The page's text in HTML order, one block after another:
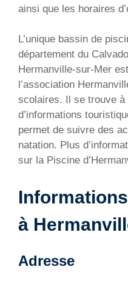
ainsi que les horaires
L’unique bassin de
département du
Hermanville-sur-Mer
l’association
scolaires. Il se trouve à
d’informations
permet de suivre des
natation. Plus
sur la Piscine
à
Adresse